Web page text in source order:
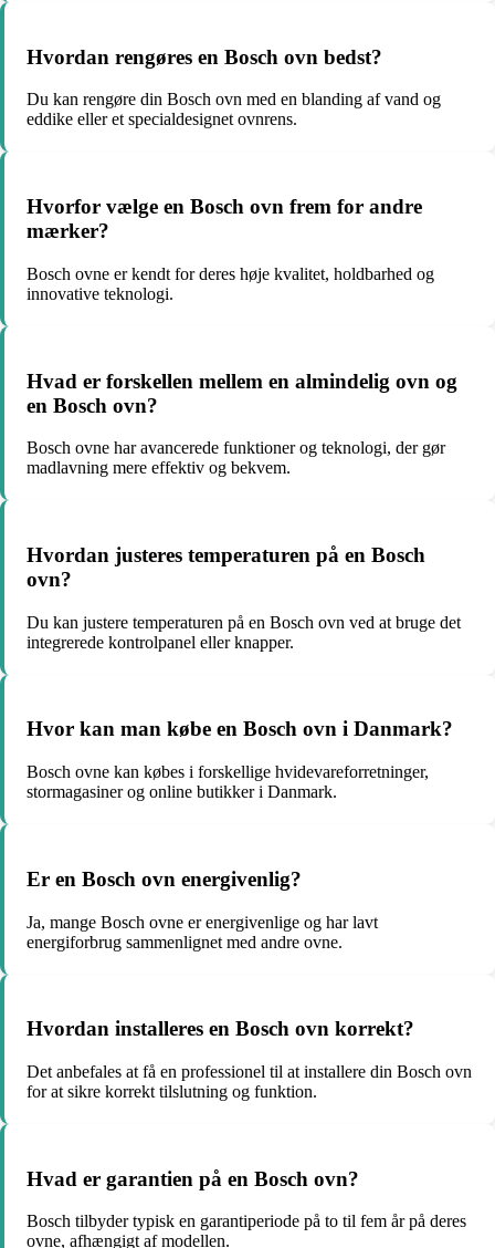
Hvordan rengøres en Bosch ovn bedst?
Du kan rengøre din Bosch ovn med en blanding af vand og
eddike eller et specialdesignet ovnrens.
Hvorfor vælge en Bosch ovn frem for andre
mærker?
Bosch ovne er kendt for deres høje kvalitet, holdbarhed og
innovative teknologi.
Hvad er forskellen mellem en almindelig ovn og
en Bosch ovn?
Bosch ovne har avancerede funktioner og teknologi, der gør
madlavning mere effektiv og bekvem.
Hvordan justeres temperaturen på en Bosch
ovn?
Du kan justere temperaturen på en Bosch ovn ved at bruge det
integrerede kontrolpanel eller knapper.
Hvor kan man købe en Bosch ovn i Danmark?
Bosch ovne kan købes i forskellige hvidevareforretninger,
stormagasiner og online butikker i Danmark.
Er en Bosch ovn energivenlig?
Ja, mange Bosch ovne er energivenlige og har lavt
energiforbrug sammenlignet med andre ovne.
Hvordan installeres en Bosch ovn korrekt?
Det anbefales at få en professionel til at installere din Bosch ovn
for at sikre korrekt tilslutning og funktion.
Hvad er garantien på en Bosch ovn?
Bosch tilbyder typisk en garantiperiode på to til fem år på deres
ovne, afhængigt af modellen.